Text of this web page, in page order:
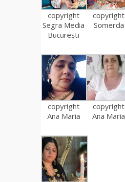
copyright
Segra Media
București
copyright
Somerda
copyright
Ana Maria
copyright
Ana Maria